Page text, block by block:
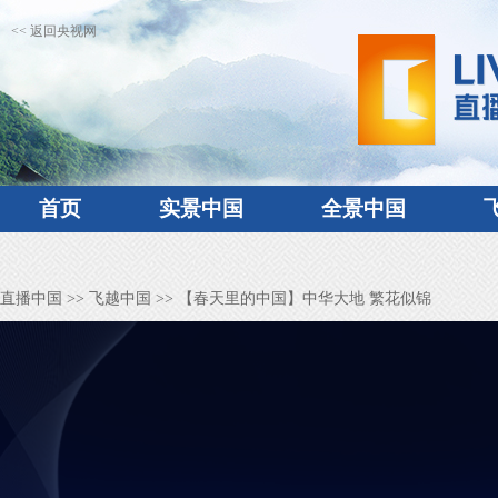
<< 返回央视网
首页 实景中国 全景中国
直播中国 >> 飞越中国 >> 【春天里的中国】中华大地 繁花似锦